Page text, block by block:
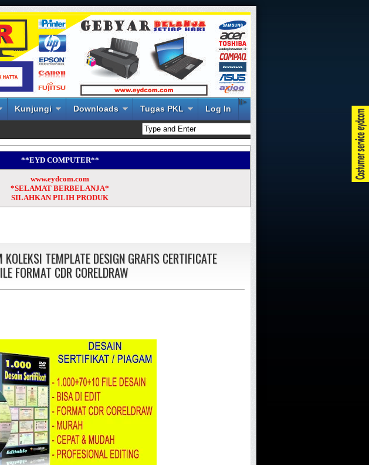
Kunjungi Downloads
li>
Tugas PKL Log In
**EYD COMPUTER**
www.eydcom.com
*SELAMAT BERBELANJA*
SILAHKAN PILIH PRODUK
TEMPLATE DESIGN GRAFIS CERTIFICATE
FORMAT CDR CORELDRAW